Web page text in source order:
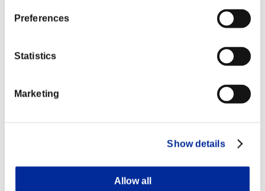
Preferences
Statistics
Marketing
Show details
Allow all